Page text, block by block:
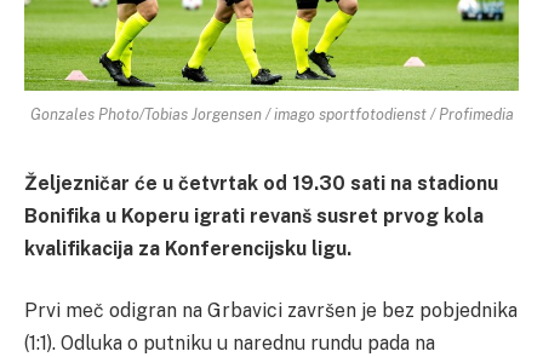
Gonzales Photo/Tobias Jorgensen / imago sportfotodienst / Profimedia
Željezničar će u četvrtak od 19.30 sati na stadionu
Bonifika u Koperu igrati revanš susret prvog kola
kvalifikacija za Konferencijsku ligu.
Prvi meč odigran na Grbavici završen je bez pobjednika
(1:1). Odluka o putniku u narednu rundu pada na